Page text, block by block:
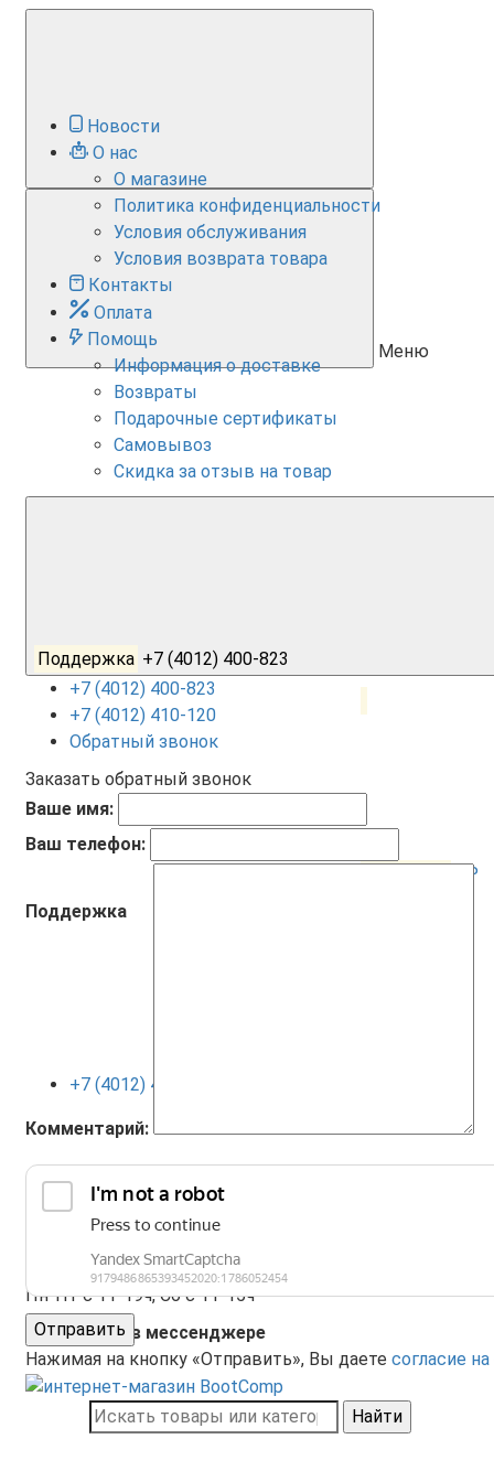
Меню
0 ₽
Поддержка
+7 (4012) 400-823
+7 (4012) 410-120
Пн-Пт с 11-19ч, Сб с 11-15ч
Поддержка в мессенджере
Новости
О нас
О магазине
Политика конфиденциальности
Условия обслуживания
Условия возврата товара
Контакты
Оплата
Помощь
Информация о доставке
Возвраты
Подарочные сертификаты
Самовывоз
Скидка за отзыв на товар
Поддержка +7 (4012) 400-823
+7 (4012) 400-823
+7 (4012) 410-120
Обратный звонок
Заказать обратный звонок
Ваше имя:
Ваш телефон:
Комментарий:
Отправить
Нажимая на кнопку «Отправить», Вы даете согласие
Найти